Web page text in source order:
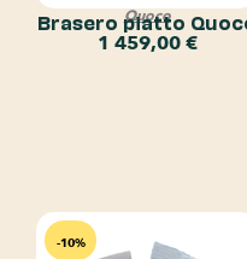
Quoco
Brasero piatto
1 459,00€
-10%